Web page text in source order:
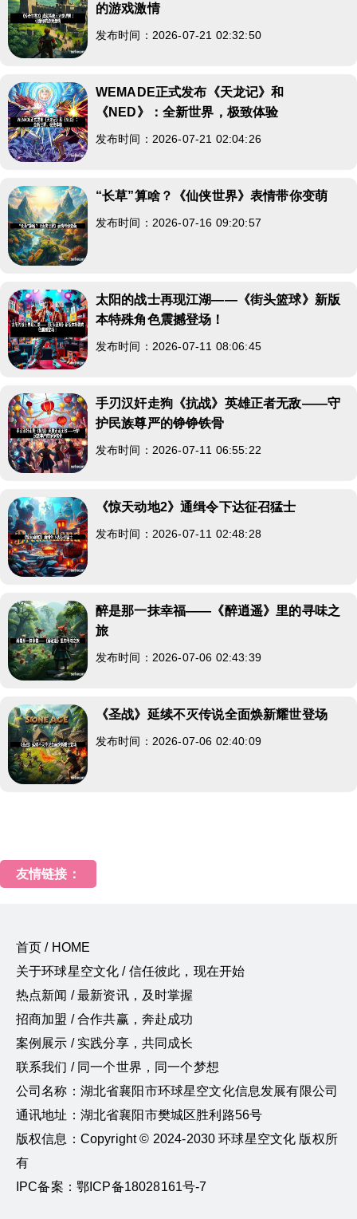
的游戏激情
发布时间：2026-07-21 02:32:50
WEMADE正式发布《天龙记》和
《NED》：全新世界，极致体验
发布时间：2026-07-21 02:04:26
“长草”算啥？《仙侠世界》表情带你变萌
发布时间：2026-07-16 09:20:57
太阳的战士再现江湖——《街头篮球》新版
本特殊角色震撼登场！
发布时间：2026-07-11 08:06:45
手刃汉奸走狗《抗战》英雄正者无敌——守
护民族尊严的铮铮铁骨
发布时间：2026-07-11 06:55:22
《惊天动地2》通缉令下达征召猛士
发布时间：2026-07-11 02:48:28
醉是那一抹幸福——《醉逍遥》里的寻味之
旅
发布时间：2026-07-06 02:43:39
《圣战》延续不灭传说全面焕新耀世登场
发布时间：2026-07-06 02:40:09
友情链接：
首页 / HOME
关于环球星空文化 / 信任彼此，现在开始
热点新闻 / 最新资讯，及时掌握
招商加盟 / 合作共赢，奔赴成功
案例展示 / 实践分享，共同成长
联系我们 / 同一个世界，同一个梦想
公司名称：湖北省襄阳市环球星空文化信息发展有限公司
通讯地址：湖北省襄阳市樊城区胜利路56号
版权信息：Copyright © 2024-2030 环球星空文化 版权所
有
IPC备案：鄂ICP备18028161号-7